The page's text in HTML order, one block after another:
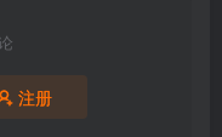
注册